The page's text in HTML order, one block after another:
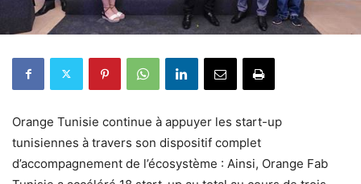
Orange Tunisie continue à appuyer les start-up
tunisiennes à travers son dispositif complet
d’accompagnement de l’écosystème : Ainsi, Orange Fab